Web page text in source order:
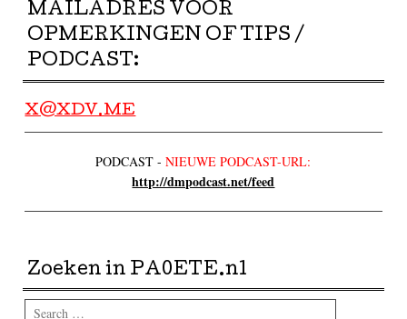
MAILADRES VOOR
OPMERKINGEN OF TIPS /
PODCAST:
X@XDV.ME
PODCAST -NIEUWE PODCAST-URL:
http://dmpodcast.net/feed
Zoeken in PA0ETE.nl
Search